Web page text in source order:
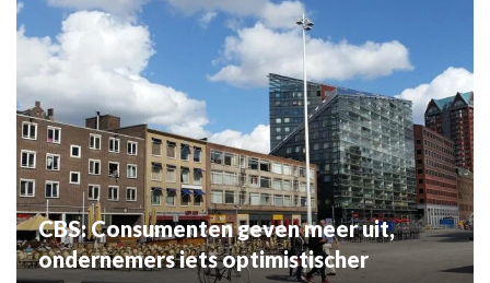
CBS: Consumenten geven meer uit,
ondernemers iets optimistischer